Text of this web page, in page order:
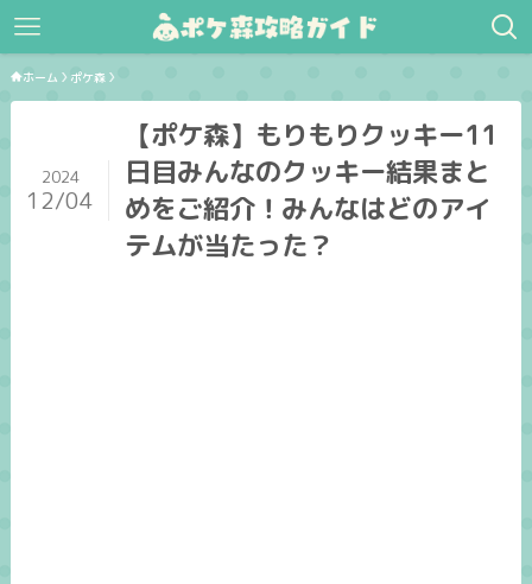
ホーム ポケ森
【ポケ森】もりもりクッキー11
日目みんなのクッキー結果まと
めをご紹介！みんなはどのアイ
テムが当たった？
2024
12/04